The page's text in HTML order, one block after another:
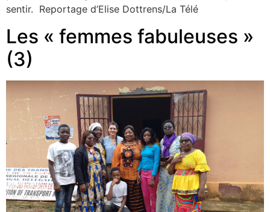
sentir. Reportage d’Elise Dottrens/La Télé
Les « femmes fabuleuses »
(3)